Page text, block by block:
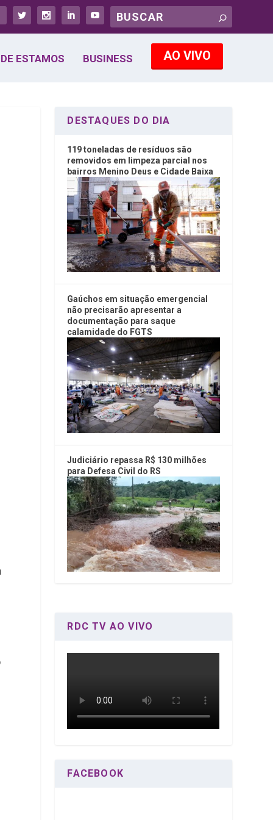
ESTAMOS BUSINESS AO VIVO
DESTAQUES DO DIA
119 toneladas de resíduos são
removidos em limpeza parcial nos
bairros Menino Deus e Cidade Baixa
Gaúchos em situação emergencial
não precisarão apresentar a
documentação para saque
calamidade do FGTS
Judiciário repassa R$ 130 milhões
para Defesa Civil do RS
RDC TV AO VIVO
FACEBOOK